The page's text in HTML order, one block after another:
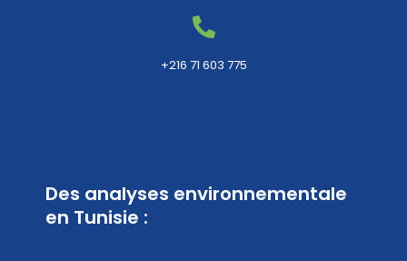
+216 71 603 775
Des analyses environnementale
en Tunisie :